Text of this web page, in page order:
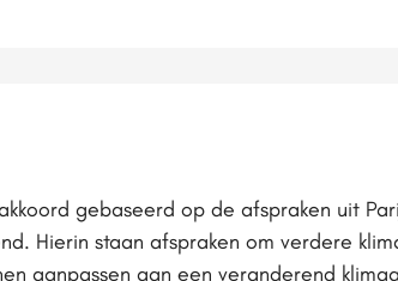
gebaseerd op de afspraken uit
Hierin staan afspraken om verdere
aanpassen aan een veranderend